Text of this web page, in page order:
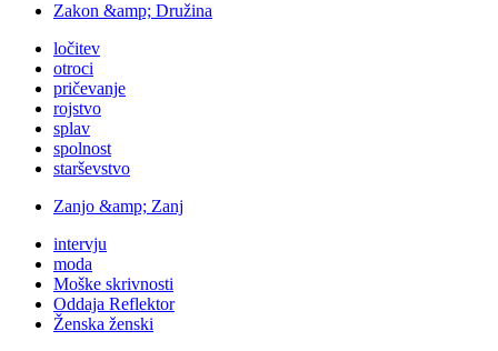
Zakon &amp; Družina
ločitev
otroci
pričevanje
rojstvo
splav
spolnost
starševstvo
Zanjo &amp; Zanj
intervju
moda
Moške skrivnosti
Oddaja Reflektor
Ženska ženski